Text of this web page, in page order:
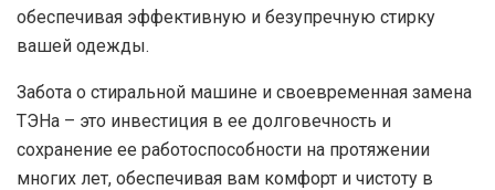
обеспечивая эффективную и безупречную стирку
вашей одежды.
Забота о стиральной машине и своевременная замена
ТЭНа – это инвестиция в ее долговечность и
сохранение ее работоспособности на протяжении
многих лет, обеспечивая вам комфорт и чистоту в